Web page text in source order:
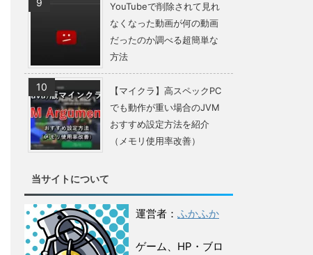
YouTubeで削除されて見れ
なくなった動画が何の動画
だったのか調べる超簡単な
方法
【マイクラ】高スペックPC
でも動作が重い場合のJVM
おすすめ設定方法を紹介
（メモリ使用率改善）
当サイトについて
運営者： ふかふか
ゲーム、HP・ブロ